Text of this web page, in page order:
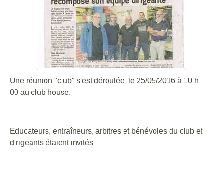
Une réunion "club" s'est déroulée le 25/09/2016 à 10 h
00 au club house.
Educateurs, entraîneurs, arbitres et bénévoles du club et
dirigeants étaient invités